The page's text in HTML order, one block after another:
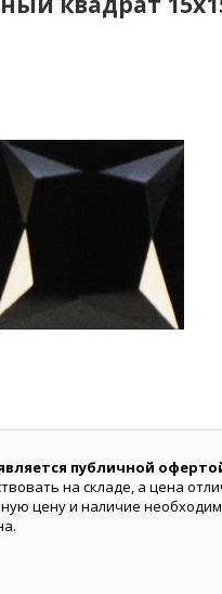
публичной
на складе, а цена
цену и наличие